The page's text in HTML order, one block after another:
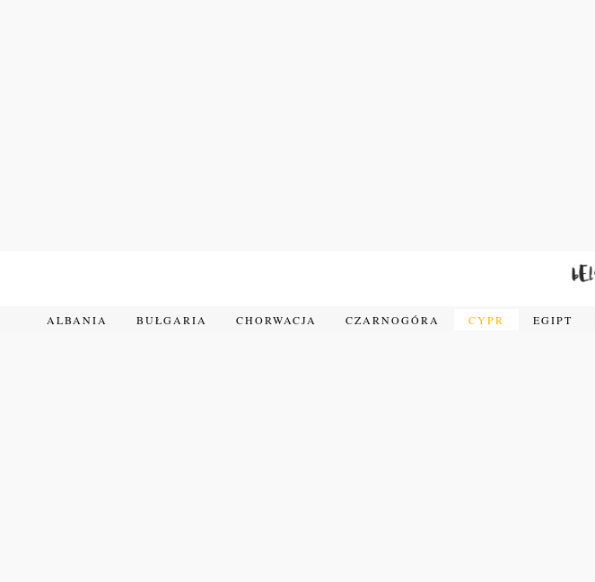
ALBANIA BUŁGARIA CHORWACJA CZARNOGÓRA CYPR EGIPT